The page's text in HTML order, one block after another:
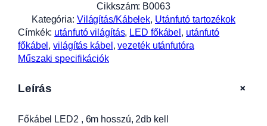
D
2
,
h
s
Cikkszám: B0063
Kategória: Világítás/Kábelek, Utánfutó tartozékok
Címkék: utánfutó világítás, LED főkábel , utánfutó
főkábel , világítás kábel , vezeték utánfutóra
Műszaki specifikációk
Leírás +
Főkábel LED2 , 6m hosszú, 2db kell